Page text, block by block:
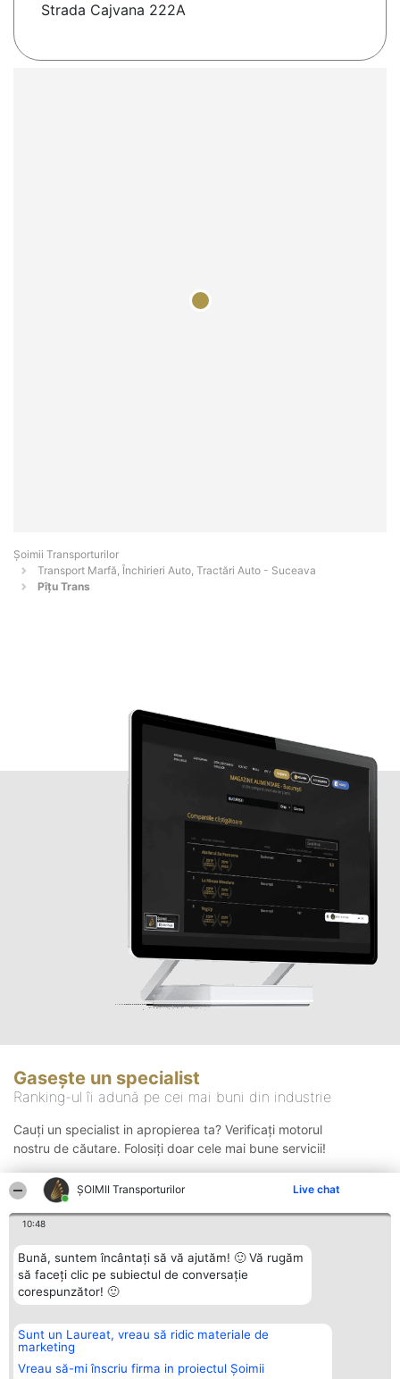
ȘOIMII Transporturilor Live chat
10:48
Bună, suntem încântați să vă ajutăm! 🙂 Vă rugăm
să faceți clic pe subiectul de conversație
corespunzător! 🙂
Sunt un Laureat, vreau să ridic materiale de
marketing
Vreau să-mi înscriu firma in proiectul Șoimii
Strada Cajvana 222A
Șoimii Transporturilor
Transport Marfă, Închirieri Auto, Tractări Auto - Suceava
Pîțu Trans
Gasește un specialist
Ranking-ul îi adună pe cei mai buni din industrie
Cauți un specialist in apropierea ta? Verificați motorul
nostru de căutare. Folosiți doar cele mai bune servicii!
Organizator Ranking
BRIGHT SOLUTIONS BR SRL
Aleea Timisul De Sus 2 Bl. A30
Sc. A Et. 4 Ap. 13 Cod 061952
Plebiscyt
Lista Tuturor
Laureaților
Contact